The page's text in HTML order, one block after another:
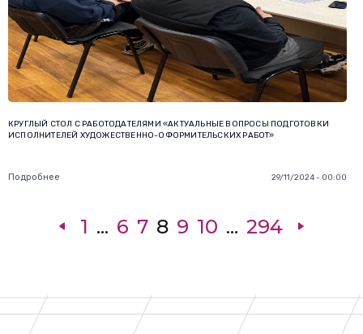
КРУГЛЫЙ СТОЛ С РАБОТОДАТЕЛЯМИ «АКТУАЛЬНЫЕ ВОПРОСЫ ПОДГОТОВКИ
ИСПОЛНИТЕЛЕЙ ХУДОЖЕСТВЕННО-ОФОРМИТЕЛЬСКИХ РАБОТ»
Подробнее 29/11/2024 - 00:00
1 ... 6 7 8 9 10 ... 294